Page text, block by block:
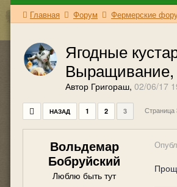
Главная Форум Фермерские
Ягодные
Выращивание,
Автор Григораш, 02/06/17
НАЗАД 1 2 3 Страница
Вольдемар
Бобруйский
Люблю быть тут